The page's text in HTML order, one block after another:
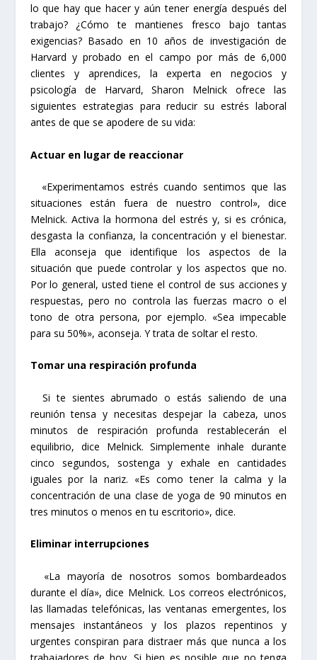
lo que hay que hacer y aún tener energía después del
trabajo? ¿Cómo te mantienes fresco bajo tantas
exigencias? Basado en 10 años de investigación de
Harvard y probado en el campo por más de 6,000
clientes y aprendices, la experta en negocios y
psicología de Harvard, Sharon Melnick ofrece las
siguientes estrategias para reducir su estrés laboral
antes de que se apodere de su vida:
Actuar en lugar de reaccionar
«Experimentamos estrés cuando sentimos que las
situaciones están fuera de nuestro control», dice
Melnick. Activa la hormona del estrés y, si es crónica,
desgasta la confianza, la concentración y el bienestar.
Ella aconseja que identifique los aspectos de la
situación que puede controlar y los aspectos que no.
Por lo general, usted tiene el control de sus acciones y
respuestas, pero no controla las fuerzas macro o el
tono de otra persona, por ejemplo. «Sea impecable
para su 50%», aconseja. Y trata de soltar el resto.
Tomar una respiración profunda
Si te sientes abrumado o estás saliendo de una
reunión tensa y necesitas despejar la cabeza, unos
minutos de respiración profunda restablecerán el
equilibrio, dice Melnick. Simplemente inhale durante
cinco segundos, sostenga y exhale en cantidades
iguales por la nariz. «Es como tener la calma y la
concentración de una clase de yoga de 90 minutos en
tres minutos o menos en tu escritorio», dice.
Eliminar interrupciones
«La mayoría de nosotros somos bombardeados
durante el día», dice Melnick. Los correos electrónicos,
las llamadas telefónicas, las ventanas emergentes, los
mensajes instantáneos y los plazos repentinos y
urgentes conspiran para distraer más que nunca a los
trabajadores de hoy. Si bien es posible que no tenga